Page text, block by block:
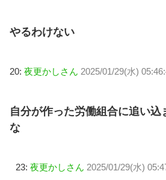
やるわけない
20: 夜更かしさん 2025/01/29(水)
自分が作った労働組合に追い込
な
23: 夜更かしさん 2025/01/29(水)